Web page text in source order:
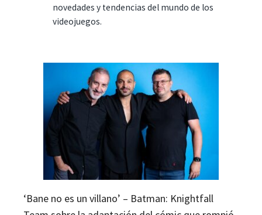
novedades y tendencias del mundo de los
videojuegos.
‘Bane no es un villano’ – Batman: Knightfall